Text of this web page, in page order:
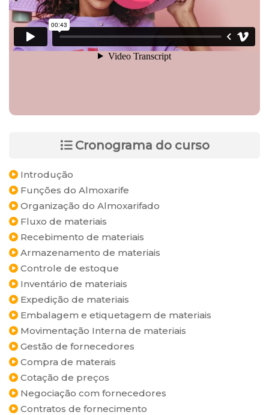
Cronograma do curso
Introdução
Funções do Almoxarife
Organização do Almoxarifado
Fluxo de materiais
Recebimento de materiais
Armazenamento de materiais
Controle de estoque
Inventário de materiais
Expedição de materiais
Embalagem e etiquetagem de materiais
Movimentação Interna de materiais
Gestão de fornecedores
Compra de materais
Cotação de preços
Negociação com fornecedores
Contratos de fornecimento